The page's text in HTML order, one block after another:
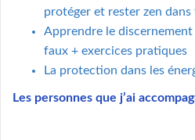
protéger et rester zen
Apprendre le
faux + exercices pratiques
La protection dans les
Les personnes que j’ai